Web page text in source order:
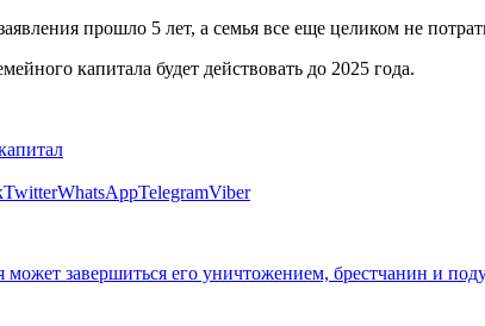
прошло 5 лет, а семья все еще целиком не
капитала будет действовать до 2025 года.
TwitterWhatsAppTelegramViber
завершиться его уничтожением, брестчанин и